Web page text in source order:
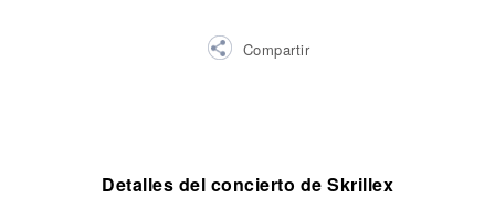
Compartir
Detalles del concierto de Skrillex